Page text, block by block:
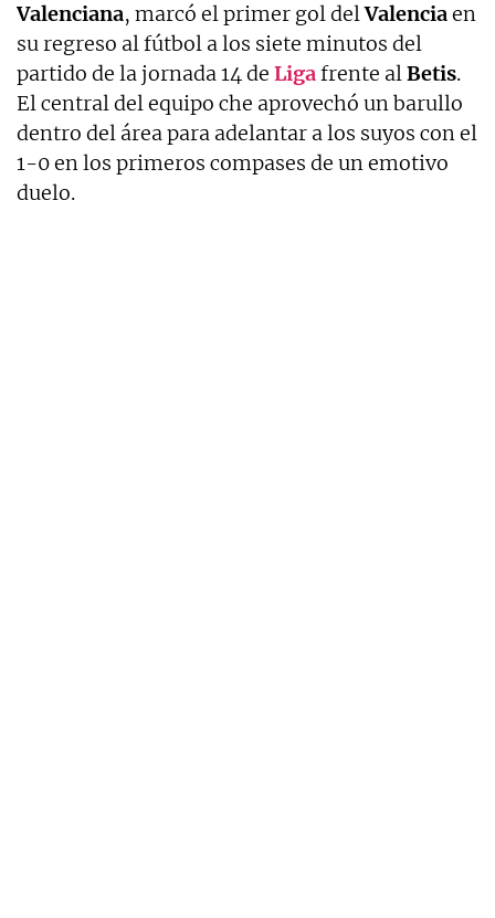
Valenciana, marcó el primer gol delValenciaen
su regreso al fútbol a los siete minutos del
partido de la jornada 14 de Ligafrente alBetis.
El central del equipo che aprovechó un barullo
dentro del área para adelantar a los suyos con el
1-0 en los primeros compases de un emotivo
duelo.